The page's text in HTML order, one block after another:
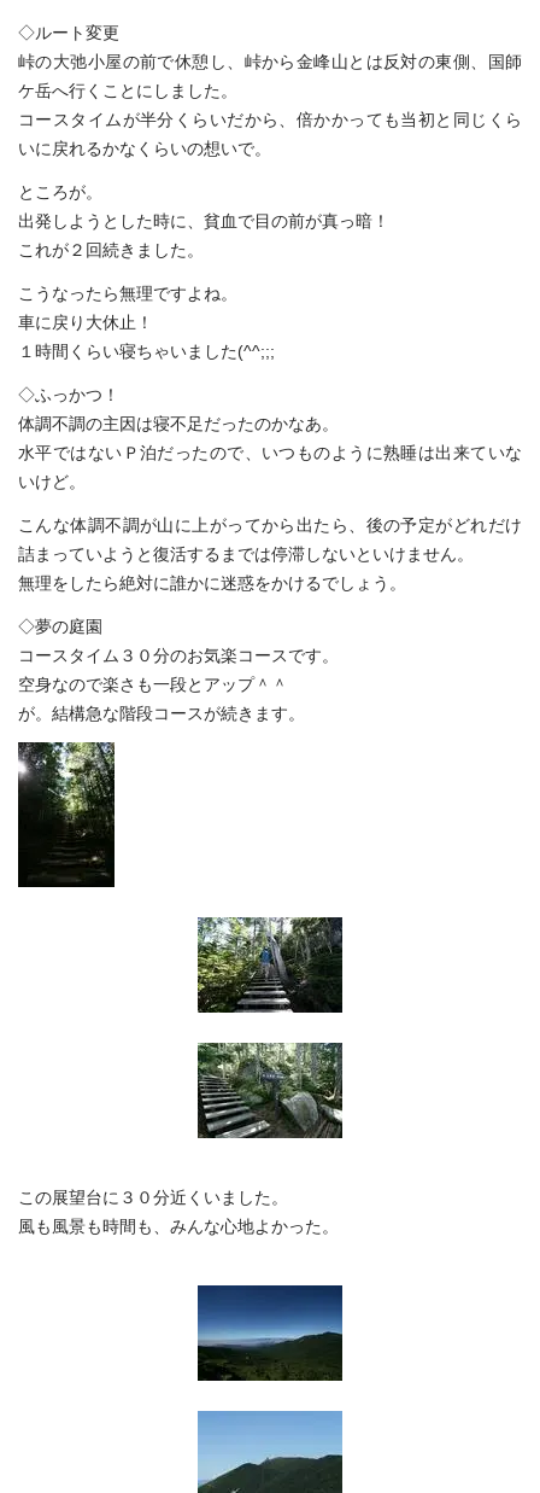
◇ルート変更
峠の大弛小屋の前で休憩し、峠から金峰山とは反対の東側、国師
ケ岳へ行くことにしました。
コースタイムが半分くらいだから、倍かかっても当初と同じくら
いに戻れるかなくらいの想いで。
ところが。
出発しようとした時に、貧血で目の前が真っ暗！
これが２回続きました。
こうなったら無理ですよね。
車に戻り大休止！
１時間くらい寝ちゃいました(^^;;;
◇ふっかつ！
体調不調の主因は寝不足だったのかなあ。
水平ではないＰ泊だったので、いつものように熟睡は出来ていな
いけど。
こんな体調不調が山に上がってから出たら、後の予定がどれだけ
詰まっていようと復活するまでは停滞しないといけません。
無理をしたら絶対に誰かに迷惑をかけるでしょう。
◇夢の庭園
コースタイム３０分のお気楽コースです。
空身なので楽さも一段とアップ＾＾
が。結構急な階段コースが続きます。
この展望台に３０分近くいました。
風も風景も時間も、みんな心地よかった。